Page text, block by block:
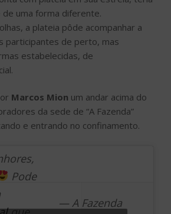
uma forma diferente.
a plateia pôde acompanhar a
participantes de perto, mas
estabelecidas, de
Marcos Mion um andar acima do
da sede de “A Fazenda”
e entrando no confinamento.
Pode
— A Fazenda